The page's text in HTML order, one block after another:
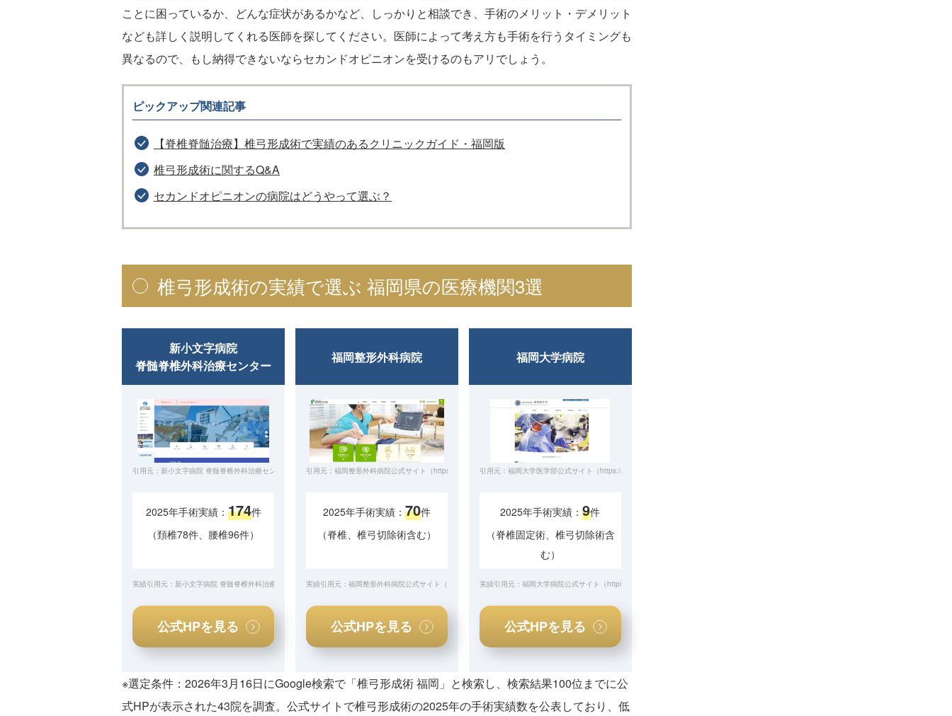
ことに困っているか、どんな症状があるかなど、しっかりと相談でき、手術のメリット・デメリット
なども詳しく説明してくれる医師を探してください。医師によって考え方も手術を行うタイミングも
異なるので、もし納得できないならセカンドオピニオンを受けるのもアリでしょう。
ピックアップ関連記事
【脊椎脊髄治療】椎弓形成術で実績のあるクリニックガイド・福岡版
椎弓形成術に関するQ&A
セカンドオピニオンの病院はどうやって選ぶ？
椎弓形成術の実績で選ぶ 福岡県の医療機関3選
新小文字病院
脊髄脊椎外科治療センター
引用元：新小文字病院 脊髄脊椎外科治療センター公式サイト（https://www.shinkomonji-hp.jp/）
2025年手術実績： 174件
（頚椎78件、腰椎96件）
実績引用元：新小文字病院 脊髄脊椎外科治療センター公式サイト（ https://www.shinkomonji-hp.jp/storage/uploads/block/202602/20260217_184928.pdf
公式HPを見る
福岡整形外科病院
引用元：福岡整形外科病院公式サイト（https://www.fukuokaseikei.com/）
2025年手術実績： 70件
（脊椎、椎弓切除術含む）
実績引用元：福岡整形外科病院公式サイト（ https://www.fukuokaseikei.com/profession/ope-table/）
公式HPを見る
福岡大学病院
引用元：福岡大学医学部公式サイト（https://www.med.fukuoka-u.ac.jp/neurosur/index.html）
2025年手術実績：9件
（脊椎固定術、椎弓切除術含
む）
実績引用元：福岡大学病院公式サイト（https://www.med.fukuoka-u.ac.jp/neurosur/patient_result.html
公式HPを見る
※選定条件：2026年3月16日にGoogle検索で「椎弓形成術 福岡」と検索し、検索結果100位までに公
式HPが表示された43院を調査。公式サイトで椎弓形成術の2025年の手術実績数を公表しており、低